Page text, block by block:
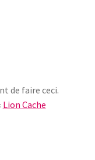
de faire ceci.
Lion Cache